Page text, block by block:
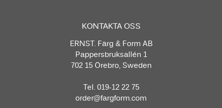
KONTAKTA OSS
ERNST. Färg & Form AB
Pappersbruksallén 1
702 15 Örebro, Sweden
Tel. 019-12 22 75
order@fargform.com